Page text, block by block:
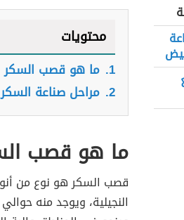
محتويات
1. ما هو قصب السكر
2. مراحل صناعة
ما هو قصب
قصب السكر هو نوع من